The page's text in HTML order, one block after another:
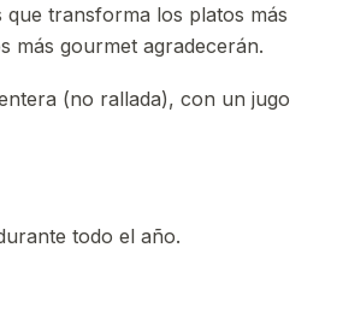
transforma los platos más
más gourmet agradecerán.
(no rallada), con un jugo
todo el año.